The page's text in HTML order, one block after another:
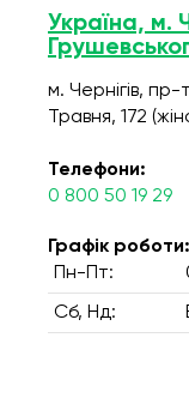
Україна, м.
м. Чернігів, пр-
Травня, 172
Телефони:
0 800 50 19 29
Графік роботи:
Пн-Пт:
Сб, Нд: